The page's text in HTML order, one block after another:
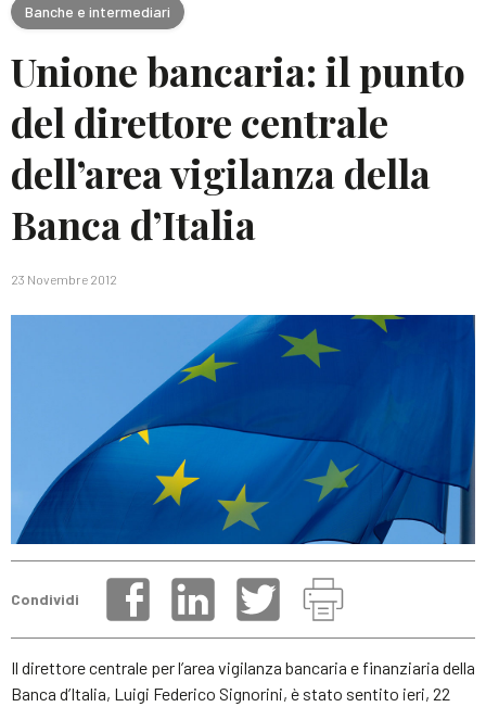
Banche e intermediari
Unione bancaria: il punto
del direttore centrale
dell’area vigilanza della
Banca d’Italia
23 Novembre 2012
Condividi
Il direttore centrale per l’area vigilanza bancaria e finanziaria della
Banca d’Italia, Luigi Federico Signorini, è stato sentito ieri, 22